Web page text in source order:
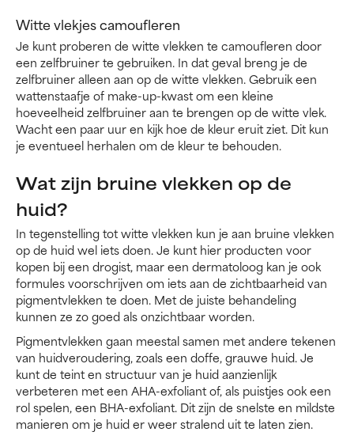
Witte vlekjes camoufleren
Je kunt proberen de witte vlekken te camoufleren door
een zelfbruiner te gebruiken. In dat geval breng je de
zelfbruiner alleen aan op de witte vlekken. Gebruik een
wattenstaafje of make-up-kwast om een kleine
hoeveelheid zelfbruiner aan te brengen op de witte vlek.
Wacht een paar uur en kijk hoe de kleur eruit ziet. Dit kun
je eventueel herhalen om de kleur te behouden.
Wat zijn bruine vlekken op de
huid?
In tegenstelling tot witte vlekken kun je aan bruine vlekken
op de huid wel iets doen. Je kunt hier producten voor
kopen bij een drogist, maar een dermatoloog kan je ook
formules voorschrijven om iets aan de zichtbaarheid van
pigmentvlekken te doen. Met de juiste behandeling
kunnen ze zo goed als onzichtbaar worden.
Pigmentvlekken gaan meestal samen met andere tekenen
van huidveroudering, zoals een doffe, grauwe huid. Je
kunt de teint en structuur van je huid aanzienlijk
verbeteren met een AHA-exfoliant of, als puistjes ook een
rol spelen, een BHA-exfoliant. Dit zijn de snelste en mildste
manieren om je huid er weer stralend uit te laten zien.